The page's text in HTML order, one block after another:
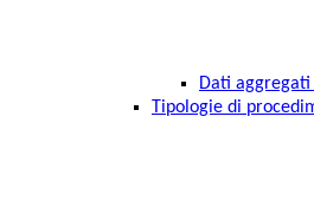
Dati
Tipologie di